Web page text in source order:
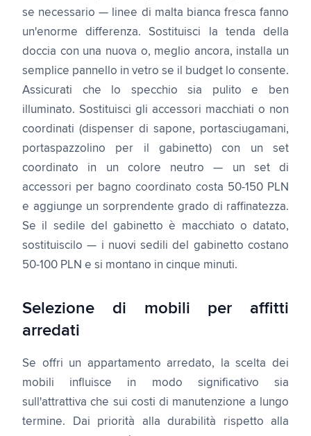
se necessario — linee di malta bianca fresca fanno
un'enorme differenza. Sostituisci la tenda della
doccia con una nuova o, meglio ancora, installa un
semplice pannello in vetro se il budget lo consente.
Assicurati che lo specchio sia pulito e ben
illuminato. Sostituisci gli accessori macchiati o non
coordinati (dispenser di sapone, portasciugamani,
portaspazzolino per il gabinetto) con un set
coordinato in un colore neutro — un set di
accessori per bagno coordinato costa 50-150 PLN
e aggiunge un sorprendente grado di raffinatezza.
Se il sedile del gabinetto è macchiato o datato,
sostituiscilo — i nuovi sedili del gabinetto costano
50-100 PLN e si montano in cinque minuti.
Selezione di mobili per affitti
arredati
Se offri un appartamento arredato, la scelta dei
mobili influisce in modo significativo sia
sull'attrattiva che sui costi di manutenzione a lungo
termine. Dai priorità alla durabilità rispetto alla